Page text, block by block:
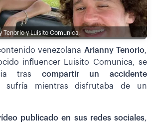
Tenorio y Luisito Comunica.
venezolana Arianny Tenorio,
influencer Luisito Comunica, se
tras compartir un accidente
sufría mientras disfrutaba de un
publicado en sus redes sociales,